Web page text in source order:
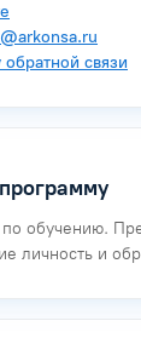
связи
обучению.
личность и